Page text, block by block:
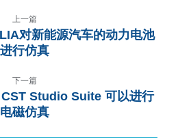
上一篇
对新能源汽车的动力电池
进行仿真
下一篇
Studio Suite 可以进行
电磁仿真